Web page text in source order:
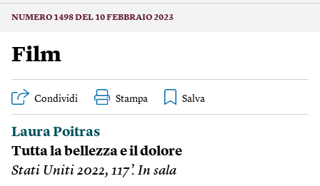
NUMERO 1498 DEL 10 FEBBRAIO 2023
Film
Condividi Stampa
Laura Poitras
Tutta la bellezza e il dolore
Stati Uniti 2022, 117’. In sala